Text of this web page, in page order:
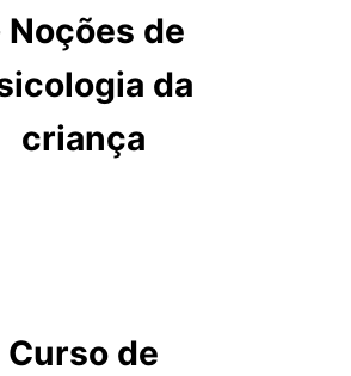
Noções de
da
criança
Curso de